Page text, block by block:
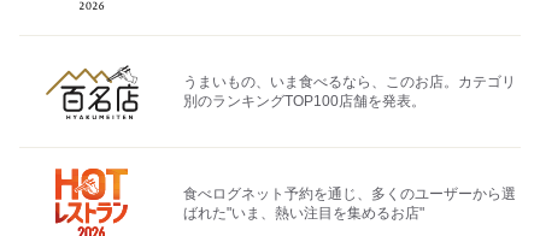
うまいもの、いま食べるなら、このお店。カテゴリ
別のランキングTOP100店舗を発表。
食べログネット予約を通じ、多くのユーザーから選
ばれた"いま、熱い注目を集めるお店"